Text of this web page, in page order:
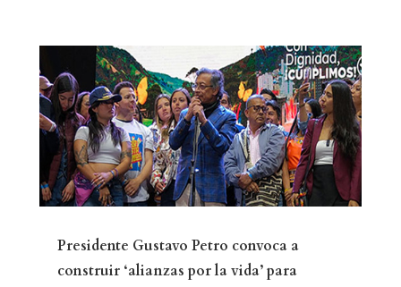
Presidente Gustavo Petro convoca a
construir ‘alianzas por la vida’ para